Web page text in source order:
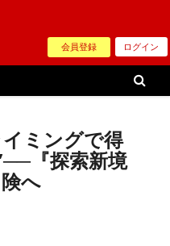
会員登録 ログイン
ミングで得
『探索新境
へ